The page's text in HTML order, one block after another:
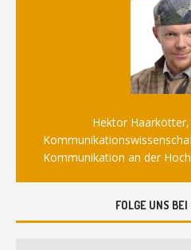
Hektor
Kommunikation an der
FOLGE UNS BEI